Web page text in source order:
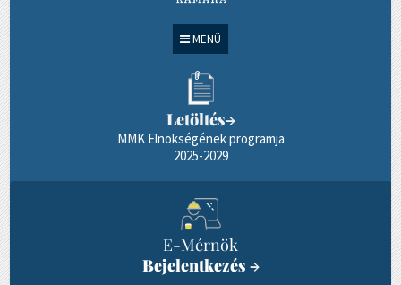
MENÜ
Letöltés→
MMK Elnökségének programja
2025-2029
E-Mérnök
Bejelentkezés →